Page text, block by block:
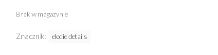
Brak w magazynie
Znacznik: elodie details